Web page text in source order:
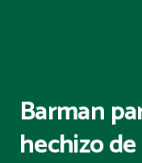
Barman
hechizo